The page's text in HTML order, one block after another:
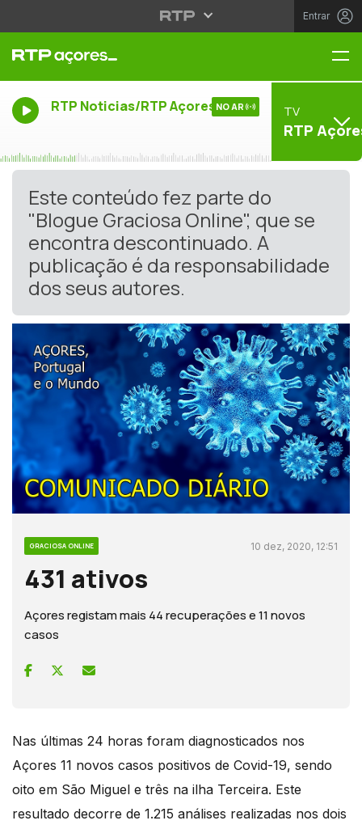
Entrar
RTP Noticias/RTP Açores NO AR TV
RTP
Este conteúdo fez parte do
"Blogue Graciosa Online", que se
encontra descontinuado. A
publicação é da responsabilidade
dos seus autores.
GRACIOSA ONLINE 10 dez, 2020, 12:51
431 ativos
Açores registam mais 44 recuperações e 11 novos
casos
Nas últimas 24 horas foram diagnosticados nos
Açores 11 novos casos positivos de Covid-19, sendo
oito em São Miguel e três na ilha Terceira. Este
resultado decorre de 1.215 análises realizadas nos dois